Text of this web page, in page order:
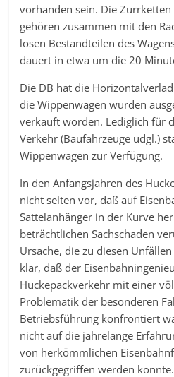
vorhanden sein. Die
gehören zusammen mit den
losen Bestandteilen des
dauert in etwa um die 20
Die DB hat die
die Wippenwagen wurden
verkauft worden. Lediglich für
Verkehr (Baufahrzeuge udgl.)
Wippenwagen zur Verfügung.
In den Anfangsjahren des
nicht selten vor, daß auf
Sattelanhänger in der Kurve
beträchtlichen Sachschaden
Ursache, die zu diesen
klar, daß der
Huckepackverkehr mit einer
Problematik der besonderen
Betriebsführung konfrontiert
nicht auf die jahrelange
von herkömmlichen
zurückgegriffen werden konnte.